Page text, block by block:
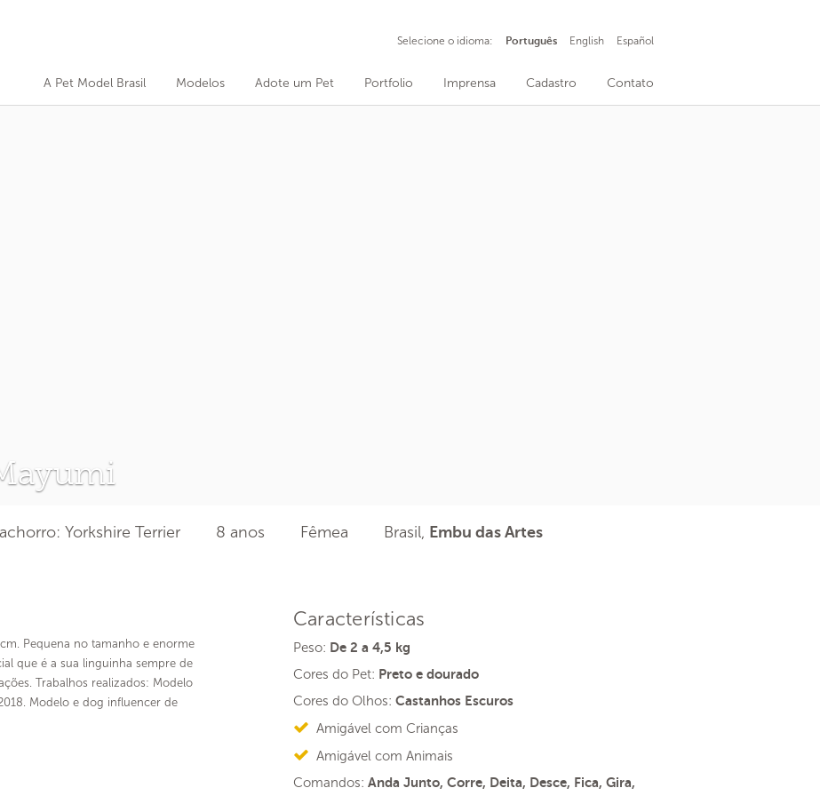
A Pet Model Brasil Modelos Adote um Pet Portfolio Imprensa Cadastro Contato
Selecione o idioma: Português English Español
Yorkshire Terrier 8 anos Fêmea Brasil, Embu das Artes
Pequena no tamanho e enorme
que é a sua linguinha sempre de
Trabalhos realizados: Modelo
Modelo e dog influencer de
Características
Peso: De 2 a 4,5 kg
Cores do Pet: Preto e dourado
Cores do Olhos: Castanhos Escuros
Amigável com Crianças
Amigável com Animais
Comandos: Anda Junto, Corre, Deita, Desce, Fica, Gira,